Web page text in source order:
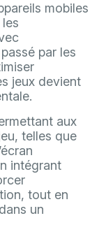
mobiles
par les
jeux devient
aux
telles que
intégrant
tout en
un